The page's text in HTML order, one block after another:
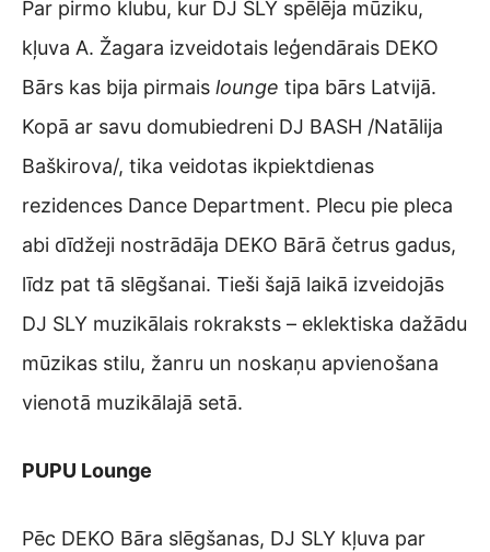
Par pirmo klubu, kur DJ SLY spēlēja mūziku,
kļuva A. Žagara izveidotais leģendārais DEKO
Bārs kas bija pirmais lounge tipa bārs Latvijā.
Kopā ar savu domubiedreni DJ BASH /Natālija
Baškirova/, tika veidotas ikpiektdienas
rezidences Dance Department. Plecu pie pleca
abi dīdžeji nostrādāja DEKO Bārā četrus gadus,
līdz pat tā slēgšanai. Tieši šajā laikā izveidojās
DJ SLY muzikālais rokraksts – eklektiska dažādu
mūzikas stilu, žanru un noskaņu apvienošana
vienotā muzikālajā setā.
PUPU Lounge
Pēc DEKO Bāra slēgšanas, DJ SLY kļuva par